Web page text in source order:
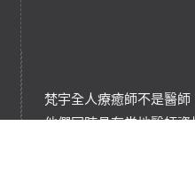
梵宇全人療癒師不是醫
他們同時具有當地醫師資